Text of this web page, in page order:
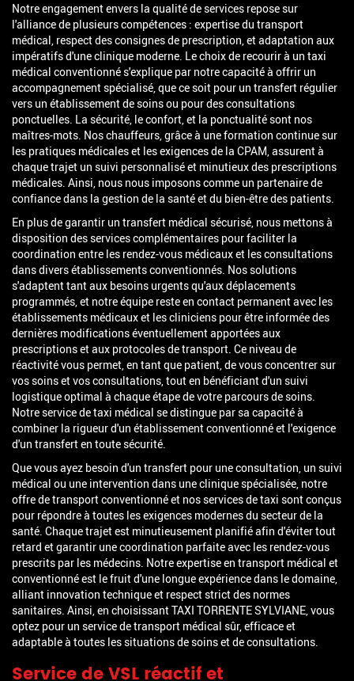
Notre engagement envers la qualité de services repose sur
l'alliance de plusieurs compétences : expertise du transport
médical, respect des consignes de prescription, et adaptation aux
impératifs d'une clinique moderne. Le choix de recourir à un taxi
médical conventionné s'explique par notre capacité à offrir un
accompagnement spécialisé, que ce soit pour un transfert régulier
vers un établissement de soins ou pour des consultations
ponctuelles. La sécurité, le confort, et la ponctualité sont nos
maîtres-mots. Nos chauffeurs, grâce à une formation continue sur
les pratiques médicales et les exigences de la CPAM, assurent à
chaque trajet un suivi personnalisé et minutieux des prescriptions
médicales. Ainsi, nous nous imposons comme un partenaire de
confiance dans la gestion de la santé et du bien-être des patients.
En plus de garantir un transfert médical sécurisé, nous mettons à
disposition des services complémentaires pour faciliter la
coordination entre les rendez-vous médicaux et les consultations
dans divers établissements conventionnés. Nos solutions
s'adaptent tant aux besoins urgents qu'aux déplacements
programmés, et notre équipe reste en contact permanent avec les
établissements médicaux et les cliniciens pour être informée des
dernières modifications éventuellement apportées aux
prescriptions et aux protocoles de transport. Ce niveau de
réactivité vous permet, en tant que patient, de vous concentrer sur
vos soins et vos consultations, tout en bénéficiant d'un suivi
logistique optimal à chaque étape de votre parcours de soins.
Notre service de taxi médical se distingue par sa capacité à
combiner la rigueur d'un établissement conventionné et l'exigence
d'un transfert en toute sécurité.
Que vous ayez besoin d'un transfert pour une consultation, un suivi
médical ou une intervention dans une clinique spécialisée, notre
offre de transport conventionné et nos services de taxi sont conçus
pour répondre à toutes les exigences modernes du secteur de la
santé. Chaque trajet est minutieusement planifié afin d'éviter tout
retard et garantir une coordination parfaite avec les rendez-vous
prescrits par les médecins. Notre expertise en transport médical et
conventionné est le fruit d'une longue expérience dans le domaine,
alliant innovation technique et respect strict des normes
sanitaires. Ainsi, en choisissant TAXI TORRENTE SYLVIANE, vous
optez pour un service de transport médical sûr, efficace et
adaptable à toutes les situations de soins et de consultations.
Service de VSL réactif et